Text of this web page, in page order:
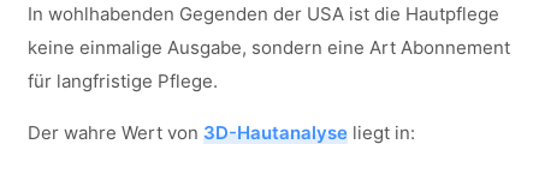
In wohlhabenden Gegenden der USA ist die Hautpflege
keine einmalige Ausgabe, sondern eine Art Abonnement
für langfristige Pflege.
Der wahre Wert von 3D-Hautanalyseliegt in: